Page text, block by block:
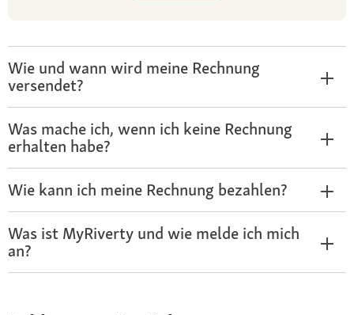
Wie und wann wird meine Rechnung
versendet?
Was mache ich, wenn ich keine Rechnung
erhalten habe?
Wie kann ich meine Rechnung bezahlen?
Was ist MyRiverty und wie melde ich mich
an?